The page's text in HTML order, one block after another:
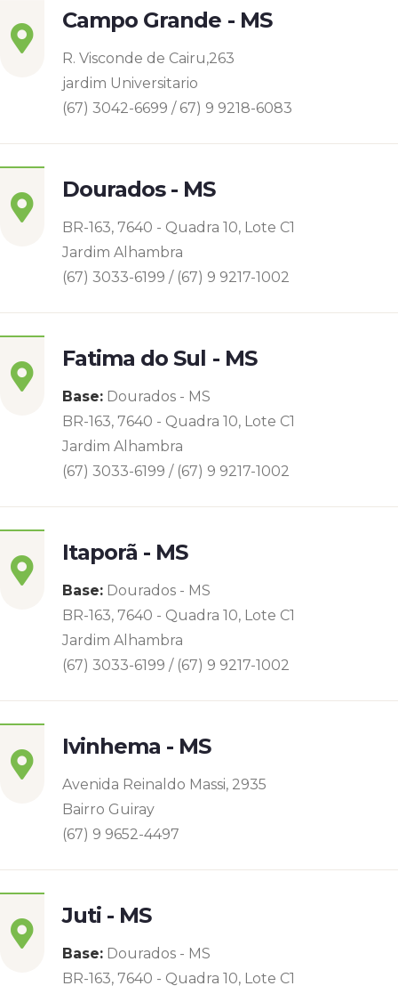
Campo Grande - MS
R. Visconde de Cairu,263
jardim Universitario
(67) 3042-6699 / 67) 9 9218-6083
Dourados - MS
BR-163, 7640 - Quadra 10, Lote C1
Jardim Alhambra
(67) 3033-6199 / (67) 9 9217-1002
Fatima do Sul - MS
Base: Dourados - MS
BR-163, 7640 - Quadra 10, Lote C1
Jardim Alhambra
(67) 3033-6199 / (67) 9 9217-1002
Itaporã - MS
Base: Dourados - MS
BR-163, 7640 - Quadra 10, Lote C1
Jardim Alhambra
(67) 3033-6199 / (67) 9 9217-1002
Ivinhema - MS
Avenida Reinaldo Massi, 2935
Bairro Guiray
(67) 9 9652-4497
Juti - MS
Base: Dourados - MS
BR-163, 7640 - Quadra 10, Lote C1